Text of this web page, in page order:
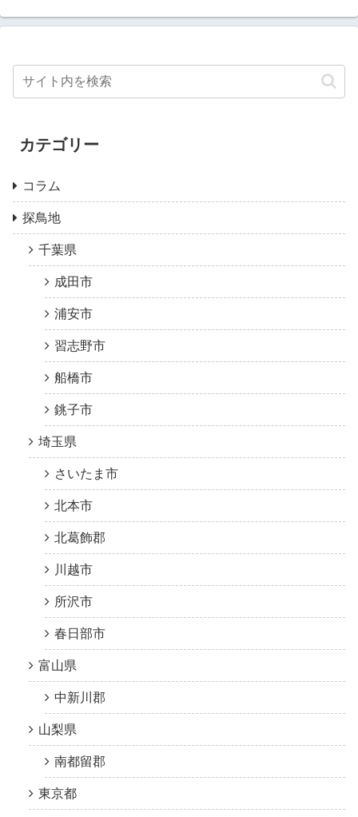
カテゴリー
コラム
探鳥地
千葉県
成田市
浦安市
習志野市
船橋市
銚子市
埼玉県
さいたま市
北本市
北葛飾郡
川越市
所沢市
春日部市
富山県
中新川郡
山梨県
南都留郡
東京都